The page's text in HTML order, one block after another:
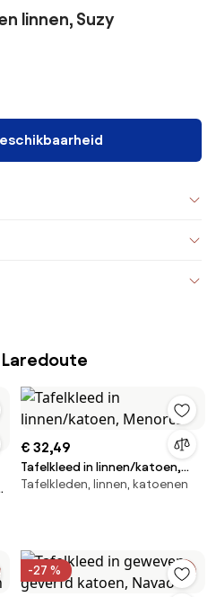
linnen, Suzy
€ 32,49
Tafelkleed in linnen/katoen,
Menorca
Tafelkleden, linnen, katoenen
-27 %